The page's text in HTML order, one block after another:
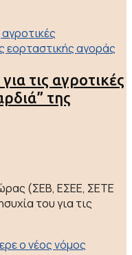
τις αγροτικές
της
(ΣΕΒ, ΕΣΕΕ, ΣΕΤΕ
του για τις